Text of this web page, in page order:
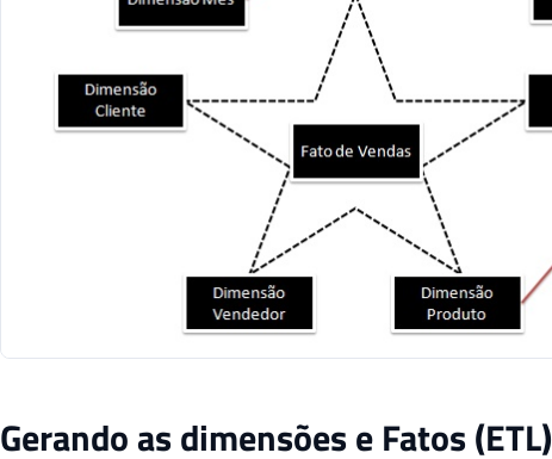
Gerando as dimensões e Fatos (ETL)